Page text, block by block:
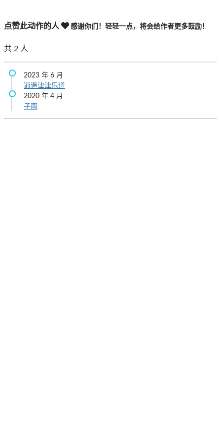
点赞此动作的人 感谢你们！轻轻一点，将会给作者更多鼓励！
共 2 人
2023 年 6 月
逍遥津津乐道
2020 年 4 月
子雨